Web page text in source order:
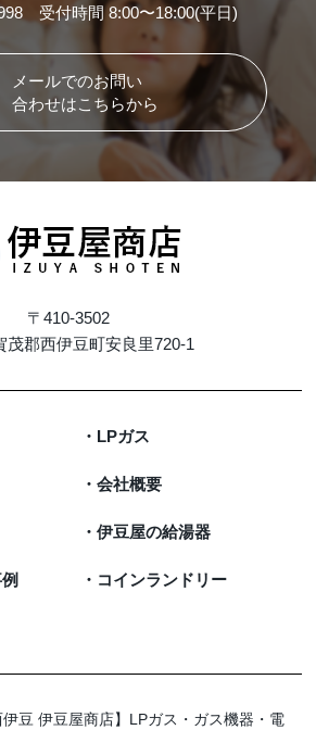
受付時間 8:00〜18:00(平日)
メールでのお問い
合わせはこちらから
〒410-3502
茂郡西伊豆町安良里720-1
LPガス
会社概要
伊豆屋の給湯器
コインランドリー
伊豆 伊豆屋商店】LPガス・ガス機器・電